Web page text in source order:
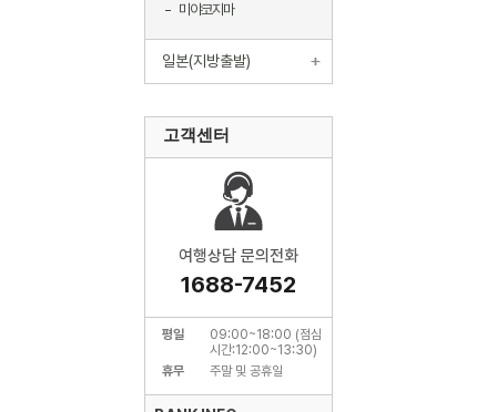
미야코지마
일본(지방출발)
고객센터
여행상담 문의전화
1688-7452
평일
09:00~18:00 (점심
시간:12:00~13:30)
휴무
주말 및 공휴일